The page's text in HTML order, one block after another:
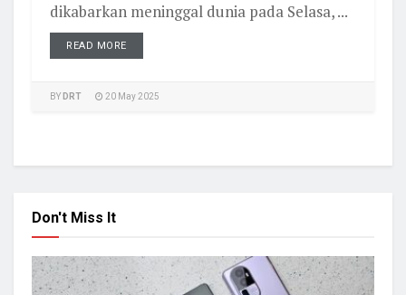
dikabarkan meninggal dunia pada Selasa, ...
READ MORE
BY DRT 20 May 2025
Don't Miss It